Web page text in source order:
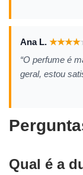
Ana L. ★★★★
“O perfume é
geral, estou
Qual é a